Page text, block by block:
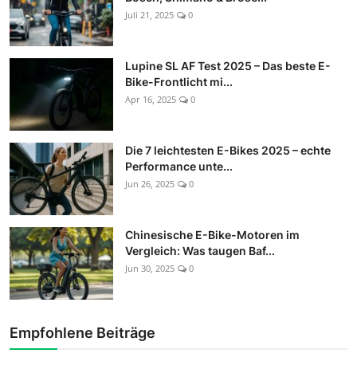
Juli 21, 2025 0
Lupine SL AF Test 2025 – Das beste E-
Bike-Frontlicht mi...
Apr 16, 2025 0
Die 7 leichtesten E-Bikes 2025 – echte
Performance unte...
Jun 26, 2025 0
Chinesische E-Bike-Motoren im
Vergleich: Was taugen Baf...
Jun 30, 2025 0
Empfohlene Beiträge